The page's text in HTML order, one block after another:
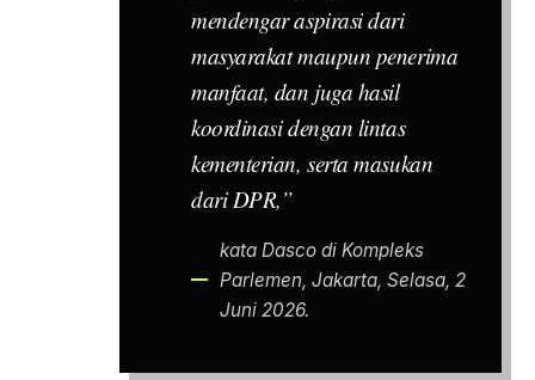
mendengar aspirasi dari
masyarakat maupun penerima
manfaat, dan juga hasil
koordinasi dengan lintas
kementerian, serta masukan
dari DPR,”
kata Dasco di Kompleks
Parlemen, Jakarta, Selasa, 2
Juni 2026.